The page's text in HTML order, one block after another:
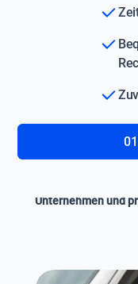
Unternehmen und